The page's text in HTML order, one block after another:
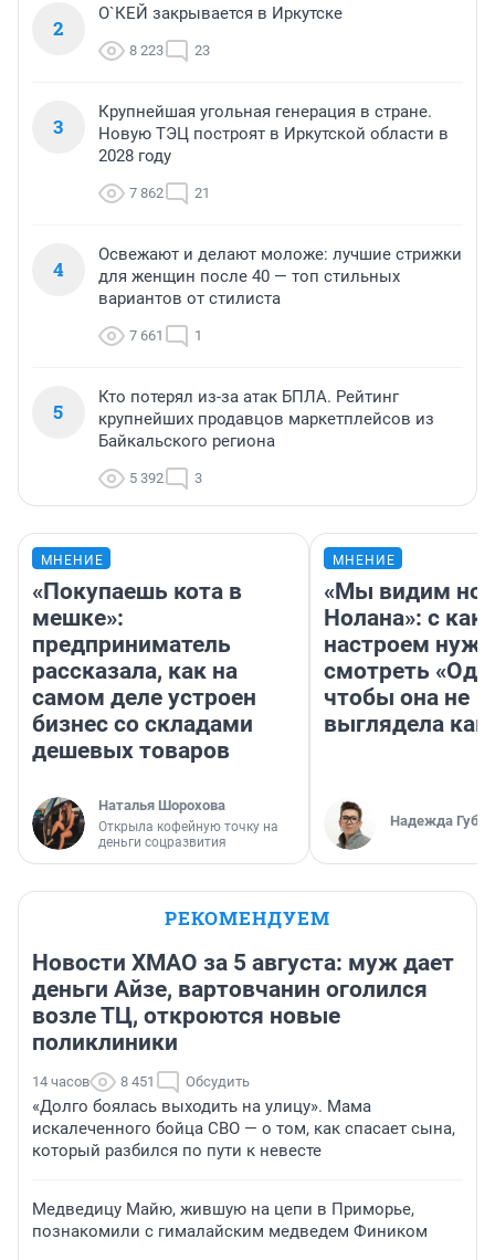
2
О`КЕЙ закрывается в Иркутске
8 223 23
3
Крупнейшая угольная генерация в стране.
Новую ТЭЦ построят в Иркутской области в
2028 году
7 862 21
4
Освежают и делают моложе: лучшие стрижки
для женщин после 40 — топ стильных
вариантов от стилиста
7 661 1
5
Кто потерял из-за атак БПЛА. Рейтинг
крупнейших продавцов маркетплейсов из
Байкальского региона
5 392 3
МНЕНИЕ
«Покупаешь кота в
мешке»:
предприниматель
рассказала, как на
самом деле устроен
бизнес со складами
дешевых товаров
Наталья Шорохова
Открыла кофейную точку на
деньги соцразвития
МНЕНИЕ
«Мы видим
Нолана»: с
настроем
смотреть
чтобы она не
выглядела как
Надежда
РЕКОМЕНДУЕМ
Новости ХМАО за 5 августа: муж дает
деньги Айзе, вартовчанин оголился
возле ТЦ, откроются новые
поликлиники
14 часов 8 451 Обсудить
«Долго боялась выходить на улицу». Мама
искалеченного бойца СВО — о том, как спасает сына,
который разбился по пути к невесте
Медведицу Майю, жившую на цепи в Приморье,
познакомили с гималайским медведем Фиником